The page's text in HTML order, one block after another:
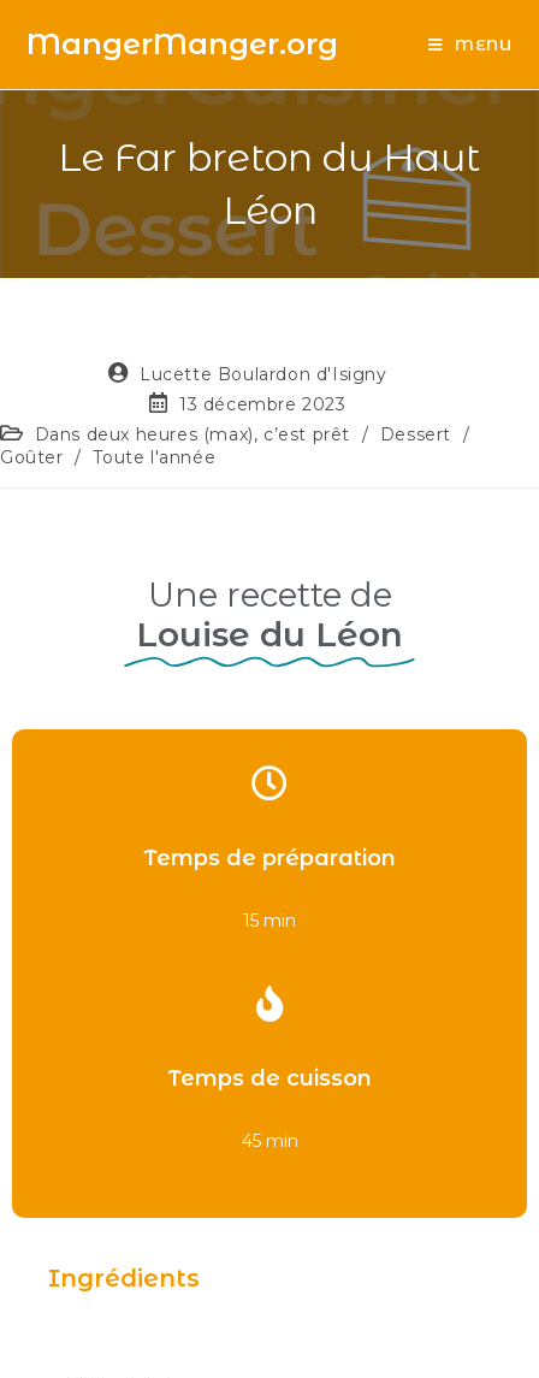
MangerManger.org MENU
Le Far breton du Haut
Léon
Lucette Boulardon d'Isigny
13 décembre 2023
Dans deux heures (max), c’est prêt
/ Dessert
/
Goûter / Toute l'année
Une recette de
Louise du Léon
Temps de préparation
15 min
Temps de cuisson
45 min
Ingrédients